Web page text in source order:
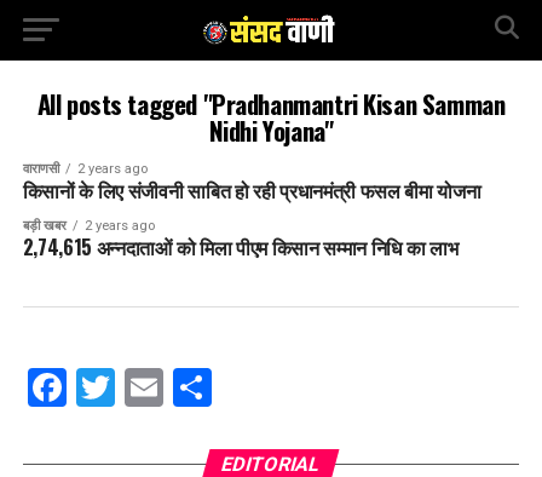
All posts tagged "Pradhanmantri Kisan Samman
Nidhi Yojana"
वाराणसी 2 years ago
किसानों के लिए संजीवनी साबित हो रही प्रधानमंत्री फसल बीमा योजना
बड़ी खबर 2 years ago
2,74,615 अन्नदाताओं को मिला पीएम किसान सम्मान निधि का लाभ
Facebook
Twitter
EmailShare
EDITORIAL